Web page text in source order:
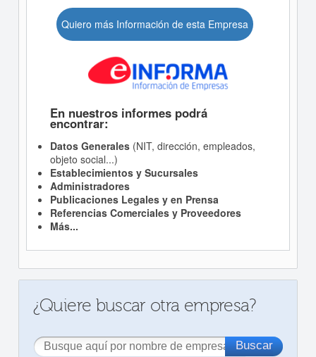
Quiero más Información de esta Empresa
En nuestros informes podrá
encontrar:
Datos Generales(NIT, dirección, empleados,
objeto social...)
Establecimientos y Sucursales
Administradores
Publicaciones Legales y en Prensa
Referencias Comerciales y Proveedores
Más...
¿Quiere buscar otra empresa?